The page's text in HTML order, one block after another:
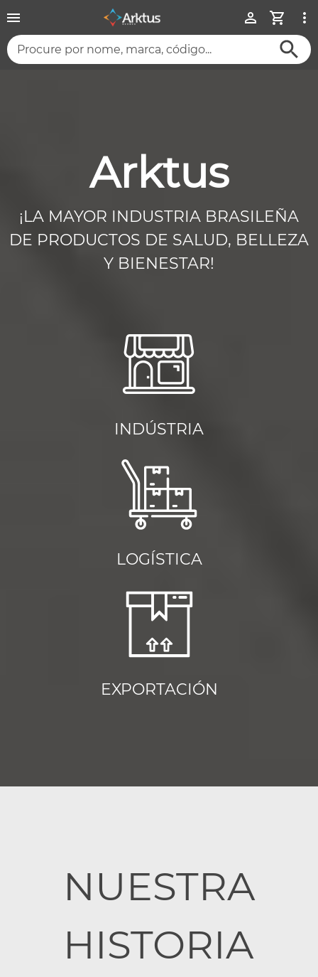
Procure por nome, marca, código...
Arktus
¡LA MAYOR INDUSTRIA BRASILEÑA
DE PRODUCTOS DE SALUD, BELLEZA
Y BIENESTAR!
INDÚSTRIA
LOGÍSTICA
EXPORTACIÓN
NUESTRA
HISTORIA